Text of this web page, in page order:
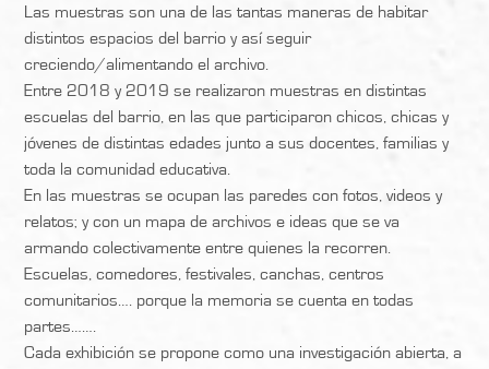
Las muestras son una de las tantas maneras de habitar
distintos espacios del barrio y así seguir
creciendo/alimentando el archivo.
Entre 2018 y 2019 se realizaron muestras en distintas
escuelas del barrio, en las que participaron chicos, chicas y
jóvenes de distintas edades junto a sus docentes, familias y
toda la comunidad educativa.
En las muestras se ocupan las paredes con fotos, videos y
relatos; y con un mapa de archivos e ideas que se va
armando colectivamente entre quienes la recorren.
Escuelas, comedores, festivales, canchas, centros
comunitarios…. porque la memoria se cuenta en todas
partes…….
Cada exhibición se propone como una investigación abierta, a